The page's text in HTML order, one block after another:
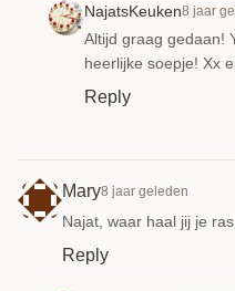
NajatsKeuken8 jaar
Altijd graag gedaan!
heerlijke soepje! Xx
Reply
Mary8 jaar geleden
Najat, waar haal jij je
Reply